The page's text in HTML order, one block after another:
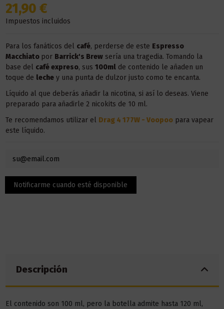
21,90 €
Impuestos incluidos
Para los fanáticos del café, perderse de este Espresso
Macchiato por Barrick's Brewsería una tragedia. Tomando la
base del café expreso, sus 100mlde contenido le añaden un
toque de lechey una punta de dulzor justo como te encanta.
Líquido al que deberás añadir la nicotina, si así lo deseas. Viene
preparado para añadirle 2 nicokits de 10 ml.
Te recomendamos utilizar el Drag 4 177W - Voopoopara vapear
este líquido.
Descripción
El contenido son 100 ml, pero la botella admite hasta 120 ml,